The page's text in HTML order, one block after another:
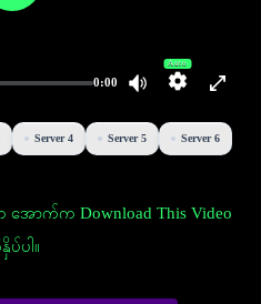
0:00
Auto
Server 4 Server 5 Server 6
ောက်က Download This Video
ပါ။